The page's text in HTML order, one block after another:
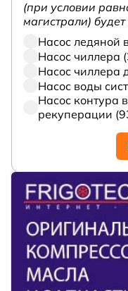
(при условии
магистрали)
Насос ледяной
Насос чиллера
Насос чиллера
Насос воды
Насос контура
рекуперации